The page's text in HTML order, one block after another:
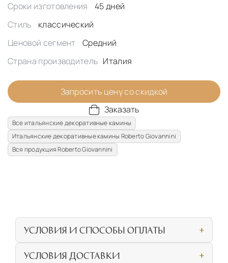
Сроки изготовления
45 дней
Стиль
классический
Ценовой сегмент
Средний
Страна производитель Италия
Запросить цену со скидкой
Заказать
Все итальянские декоративные камины
Итальянские декоративные камины Roberto Giovannini
Вся продукция Roberto Giovannini
УСЛОВИЯ И СПОСОБЫ ОПЛАТЫ
УСЛОВИЯ ДОСТАВКИ